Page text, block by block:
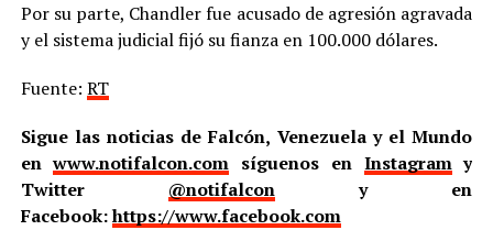
Por su parte, Chandler fue acusado de agresión agravada
y el sistema judicial fijó su fianza en 100.000 dólares.
Fuente: RT
Sigue las noticias de Falcón, Venezuela y el Mundo
enwww.notifalcon.com síguenos en Instagramy
Twitter @notifalcony en
Facebook:https://www.facebook.com